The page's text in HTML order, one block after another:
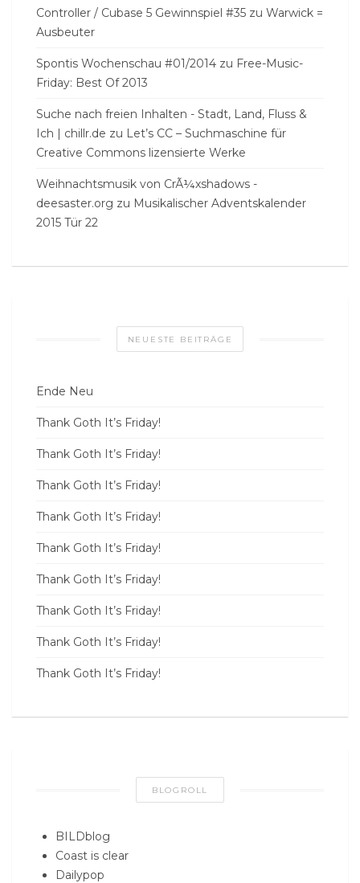
Controller / Cubase 5 Gewinnspiel #35 zu Warwick =
Ausbeuter
Spontis Wochenschau #01/2014 zu Free-Music-
Friday: Best Of 2013
Suche nach freien Inhalten - Stadt, Land, Fluss &
Ich | chillr.de zu Let’s CC – Suchmaschine für
Creative Commons lizensierte Werke
Weihnachtsmusik von CrÃ¼xshadows -
deesaster.org zu Musikalischer Adventskalender
2015 Tür 22
NEUESTE BEITRÄGE
Ende Neu
Thank Goth It’s Friday!
Thank Goth It’s Friday!
Thank Goth It’s Friday!
Thank Goth It’s Friday!
Thank Goth It’s Friday!
Thank Goth It’s Friday!
Thank Goth It’s Friday!
Thank Goth It’s Friday!
Thank Goth It’s Friday!
BLOGROLL
BILDblog
Coast is clear
Dailypop